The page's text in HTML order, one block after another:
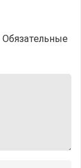
Обязательные